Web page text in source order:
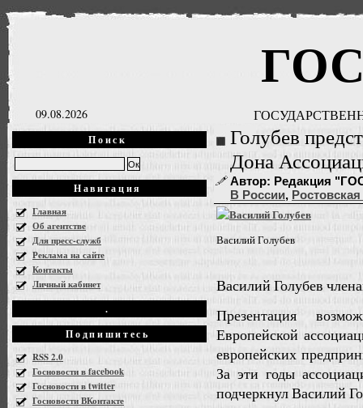
09.08.2026
Поиск
Навигация
Главная
Об агентстве
Для пресс-служб
Реклама на сайте
Контакты
Личный кабинет
.
Подпишитесь
RSS 2.0
Госновости в facebook
Госновости в twitter
Госновости ВКонтакте
Голубев
Дона
Автор: Редакция
В России,
Василий Голубев
Василий Голубев
Презентация
Европейской
европейских
За эти годы
подчеркнул Василий